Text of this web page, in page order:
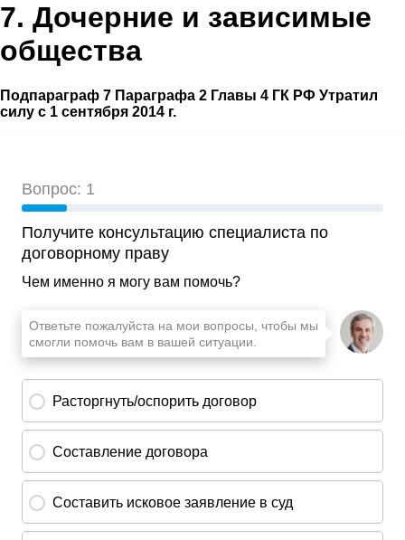
7. Дочерние и зависимые
общества
Подпараграф 7 Параграфа 2 Главы 4 ГК РФ Утратил
силу с 1 сентября 2014 г.